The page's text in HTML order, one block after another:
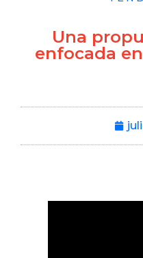
Una
enfocada